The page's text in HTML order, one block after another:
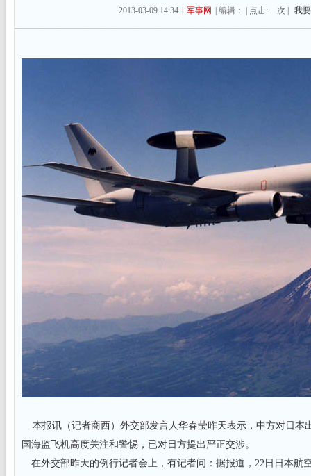
2013-03-09 14:34 军事网 | 编辑： | 点击: 次 | 我
本报讯（记者商西）外交部发言人华春莹昨天表示，中方对日本
国海监飞机高度关注和警惕，已对日方提出严正交涉。
在外交部昨天的例行记者会上，有记者问：据报道，22日日本航